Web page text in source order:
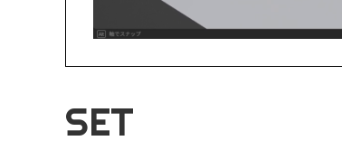
SET